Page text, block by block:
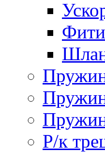
Р/к